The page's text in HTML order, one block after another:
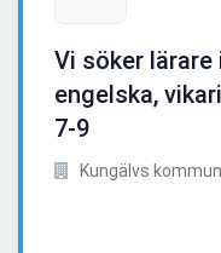
Vi söker lärare
engelska,
7-9
Kungälvs